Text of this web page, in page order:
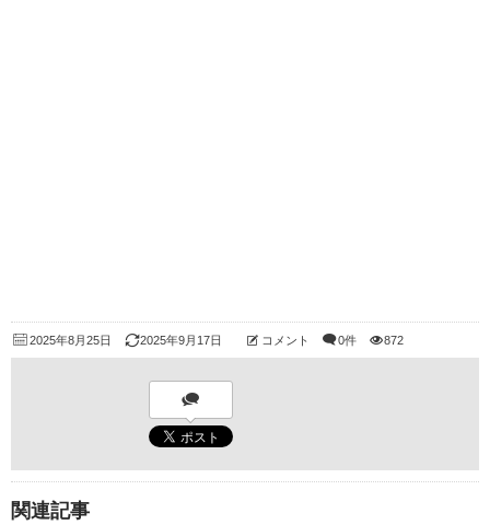
2025年8月25日 2025年9月17日 コメント 0件 872
関連記事